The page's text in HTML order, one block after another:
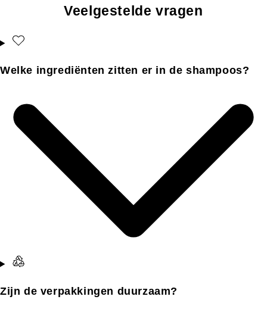
Veelgestelde vragen
Welke ingrediënten zitten er in de shampoos?
Zijn de verpakkingen duurzaam?